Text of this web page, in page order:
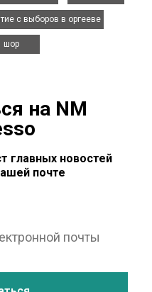
с выборов в оргееве
шор
на NM
главных новостей
почте